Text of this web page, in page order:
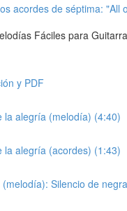
acordes de séptima: "All
Fáciles para
y PDF
la alegría (melodía) (4:40)
la alegría (acordes) (1:43)
Silencio de